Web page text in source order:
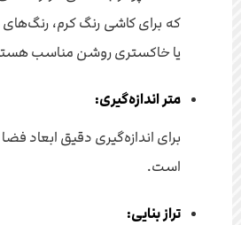
که برای کاشی رنگ کرم،
یا خاکستری روشن مناسب
متر اندازه‌گیری:
برای اندازه‌گیری دقیق ابعاد
است.
تراز بنایی: